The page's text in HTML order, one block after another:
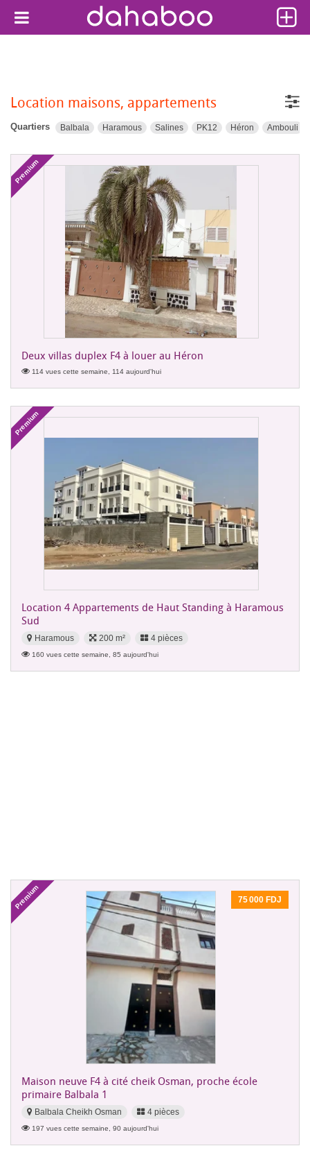
Location maisons, appartements
Quartiers Balbala Haramous Salines PK12 Héron Ambouli
Premium
Deux villas duplex F4 à louer au Héron
114 vues cette semaine, 114 aujourd'hui
Premium
Location 4 Appartements de Haut Standing à Haramous
Sud
Haramous 200 m² 4 pièces
160 vues cette semaine, 85 aujourd'hui
Premium 75 000 FDJ
Maison neuve F4 à cité cheik Osman, proche école
primaire Balbala 1
Balbala Cheikh Osman 4 pièces
197 vues cette semaine, 90 aujourd'hui